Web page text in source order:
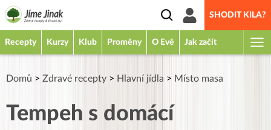
SHODIT KILA?
Recepty Kurzy Klub Proměny O Evě Jak začít
Domů > Zdravé recepty > Hlavní jídla > Místo masa
Tempeh s domácí